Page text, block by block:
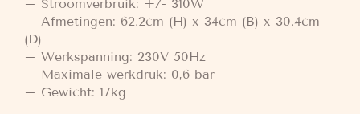
– Stroomverbruik: +/- 310W
– Afmetingen: 62.2cm (H) x 34cm (B) x 30.4cm
(D)
– Werkspanning: 230V 50Hz
– Maximale werkdruk: 0,6 bar
– Gewicht: 17kg